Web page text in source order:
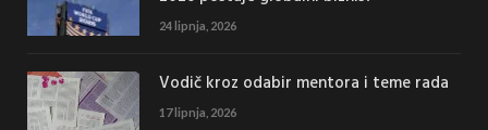
24 lipnja, 2026
Vodič kroz odabir mentora i teme rada
17 lipnja, 2026